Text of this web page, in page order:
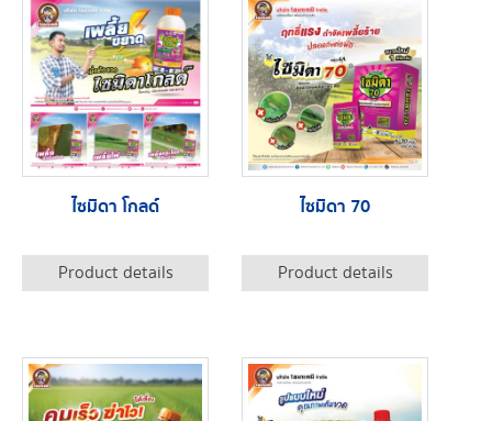
ไซมิดา โกลด์
Product details
ไซมิดา 70
Product details